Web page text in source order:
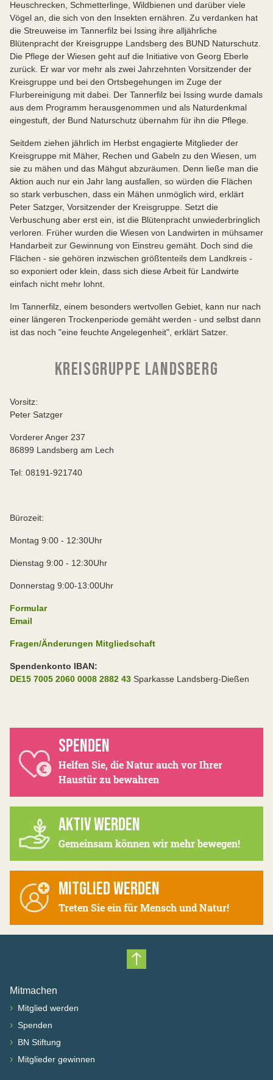
Heuschrecken, Schmetterlinge, Wildbienen und darüber viele
Vögel an, die sich von den Insekten ernähren. Zu verdanken hat
die Streuweise im Tannerfilz bei Issing ihre alljährliche
Blütenpracht der Kreisgruppe Landsberg des BUND Naturschutz.
Die Pflege der Wiesen geht auf die Initiative von Georg Eberle
zurück. Er war vor mehr als zwei Jahrzehnten Vorsitzender der
Kreisgruppe und bei den Ortsbegehungen im Zuge der
Flurbereinigung mit dabei. Der Tannerfilz bei Issing wurde damals
aus dem Programm herausgenommen und als Naturdenkmal
eingestuft, der Bund Naturschutz übernahm für ihn die Pflege.
Seitdem ziehen jährlich im Herbst engagierte Mitglieder der
Kreisgruppe mit Mäher, Rechen und Gabeln zu den Wiesen, um
sie zu mähen und das Mähgut abzuräumen. Denn ließe man die
Aktion auch nur ein Jahr lang ausfallen, so würden die Flächen
so stark verbuschen, dass ein Mähen unmöglich wird, erklärt
Peter Satzger, Vorsitzender der Kreisgruppe. Setzt die
Verbuschung aber erst ein, ist die Blütenpracht unwiederbringlich
verloren. Früher wurden die Wiesen von Landwirten in mühsamer
Handarbeit zur Gewinnung von Einstreu gemäht. Doch sind die
Flächen - sie gehören inzwischen größtenteils dem Landkreis -
so exponiert oder klein, dass sich diese Arbeit für Landwirte
einfach nicht mehr lohnt.
Im Tannerfilz, einem besonders wertvollen Gebiet, kann nur nach
einer längeren Trockenperiode gemäht werden - und selbst dann
ist das noch "eine feuchte Angelegenheit", erklärt Satzer.
KREISGRUPPE LANDSBERG
Vorsitz:
Peter Satzger
Vorderer Anger 237
86899 Landsberg am Lech
Tel: 08191-921740
Bürozeit:
Montag 9:00 - 12:30Uhr
Dienstag 9:00 - 12:30Uhr
Donnerstag 9:00-13:00Uhr
Formular
Email
Fragen/Änderungen Mitgliedschaft
Spendenkonto IBAN:
DE15 7005 2060 0008 2882 43 Sparkasse Landsberg-Dießen
SPENDEN
Helfen Sie, die Natur auch vor Ihrer
Haustür zu bewahren
AKTIV WERDEN
Gemeinsam können wir mehr bewegen!
MITGLIED WERDEN
Treten Sie ein für Mensch und Natur!
Nach oben scrollen
Mitmachen
› Mitglied werden
› Spenden
› BN Stiftung
› Mitglieder gewinnen